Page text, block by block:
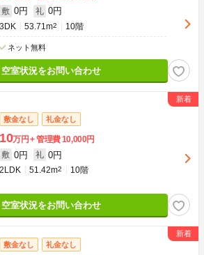
敷 0円 礼 0円
3DK 53.71m2 10階
ネット無料
空室状況をお問い合わせ
敷金なし 礼金なし
10万円 管理費10,000円
敷 0円 礼 0円
2LDK 51.42m2 10階
空室状況をお問い合わせ
敷金なし 礼金なし